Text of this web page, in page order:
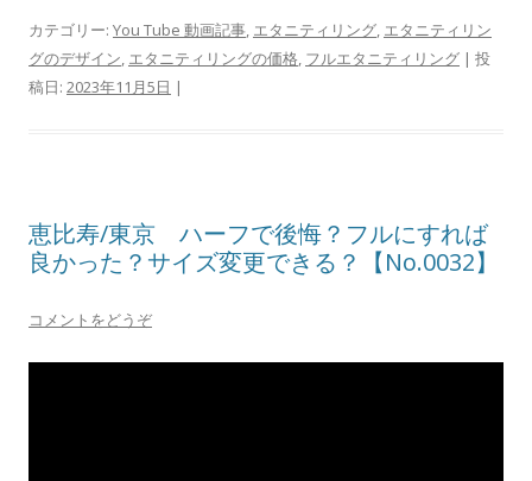
カテゴリー: You Tube 動画記事, エタニティリング, エタニティリン
グのデザイン, エタニティリングの価格, フルエタニティリング | 投
稿日: 2023年11月5日 |
恵比寿/東京 ハーフで後悔？フルにすれば
良かった？サイズ変更できる？【No.0032】
コメントをどうぞ